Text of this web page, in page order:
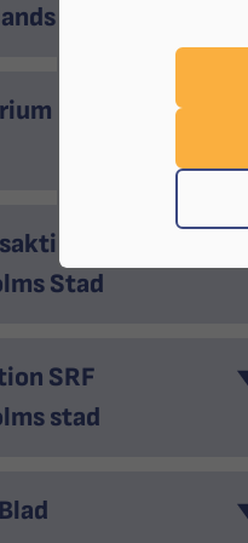
SRF Stockholms
SRF
Stad
SRF
stad